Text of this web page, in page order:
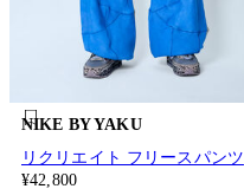
NIKE BY YAKU
リクリエイト フリースパンツ
¥42,800